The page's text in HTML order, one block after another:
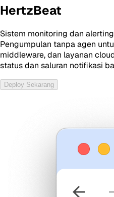
HertzBeat
Sistem monitoring dan
Pengumpulan tanpa agen
middleware, dan layanan
status dan saluran notifikasi
Deploy Sekarang